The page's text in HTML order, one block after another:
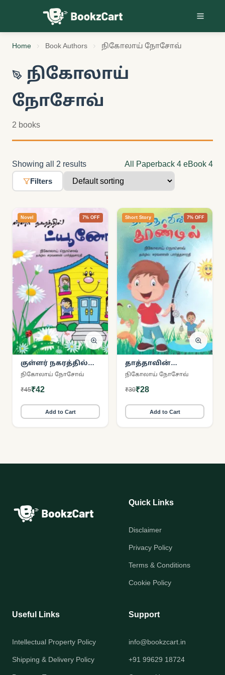
Skip to content
Home Book Authors நிகோலாய் நோசோவ்
நிகோலாய்
நோசோவ்
2 books
Showing all 2 results All Paperback 4 eBook 4
Filters
Novel 7% OFF
குள்ளர் நகரத்தில்
ட்யூனோ
நிகோலாய் நோசோவ்
₹45₹42
Add to Cart
Short Story 7% OFF
தாத்தாவின்
தூண்டில்
நிகோலாய் நோசோவ்
₹30₹28
Add to Cart
Quick Links
Disclaimer
Privacy Policy
Terms & Conditions
Cookie Policy
Useful Links
Intellectual Property Policy
Shipping & Delivery Policy
Support
info@bookzcart.in
+91 99629 18724